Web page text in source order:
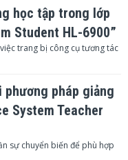
học tập trong lớp
Student HL-6900”
trang bị công cụ tương tác
pháp giảng
System Teacher
sự chuyển biến để phù hợp